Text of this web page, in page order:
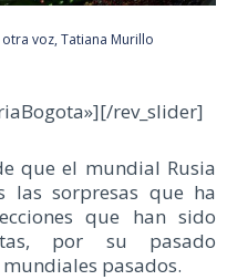
otra voz, Tatiana Murillo
rev_slider]
que el mundial Rusia
las sorpresas que ha
que han sido
por su pasado
pasados.